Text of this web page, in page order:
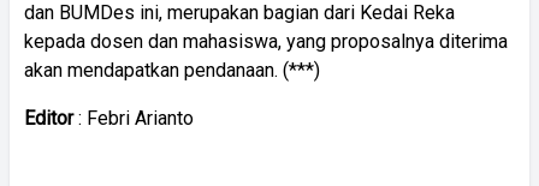
dan BUMDes ini, merupakan bagian dari Kedai Reka
kepada dosen dan mahasiswa, yang proposalnya diterima
akan mendapatkan pendanaan. (***)
Editor: Febri Arianto